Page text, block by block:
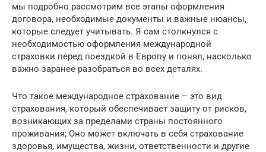
мы подробно рассмотрим все этапы оформления
договора, необходимые документы и важные нюансы,
которые следует учитывать. Я сам столкнулся с
необходимостью оформления международной
страховки перед поездкой в Европу и понял, насколько
важно заранее разобраться во всех деталях.
Что такое международное страхование – это вид
страхования, который обеспечивает защиту от рисков,
возникающих за пределами страны постоянного
проживания; Оно может включать в себя страхование
здоровья, имущества, жизни, ответственности и другие